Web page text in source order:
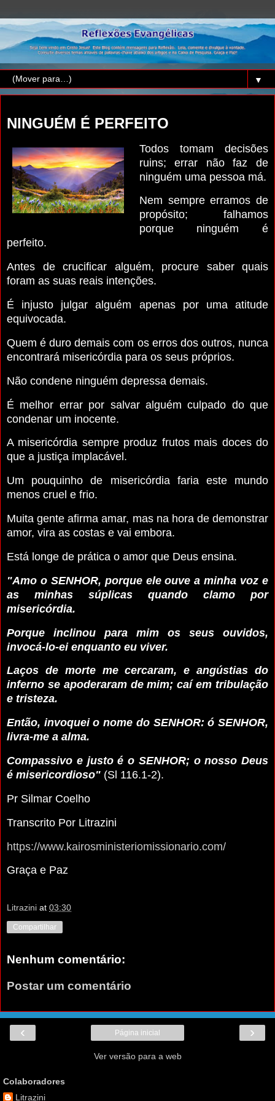
▼
NINGUÉM É PERFEITO
Todos tomam decisões
ruins; errar não faz de
ninguém uma pessoa má.
Nem sempre erramos de
propósito; falhamos
porque ninguém é
perfeito.
Antes de crucificar alguém, procure saber quais
foram as suas reais intenções.
É injusto julgar alguém apenas por uma atitude
equivocada.
Quem é duro demais com os erros dos outros, nunca
encontrará misericórdia para os seus próprios.
Não condene ninguém depressa demais.
É melhor errar por salvar alguém culpado do que
condenar um inocente.
A misericórdia sempre produz frutos mais doces do
que a justiça implacável.
Um pouquinho de misericórdia faria este mundo
menos cruel e frio.
Muita gente afirma amar, mas na hora de demonstrar
amor, vira as costas e vai embora.
Está longe de prática o amor que Deus ensina.
"Amo o SENHOR, porque ele ouve a minha voz e
as minhas súplicas quando clamo por
misericórdia.
Porque inclinou para mim os seus ouvidos,
invocá-lo-ei enquanto eu viver.
Laços de morte me cercaram, e angústias do
inferno se apoderaram de mim; caí em tribulação
e tristeza.
Então, invoquei o nome do SENHOR: ó SENHOR,
livra-me a alma.
Compassivo e justo é o SENHOR; o nosso Deus
é misericordioso" (Sl 116.1-2).
Pr Silmar Coelho
Transcrito Por Litrazini
https://www.kairosministeriomissionario.com/
Graça e Paz
Litrazini at 03:30
Compartilhar
Nenhum comentário:
Postar um comentário
‹ ›
Página inicial
Ver versão para a web
Colaboradores
Litrazini